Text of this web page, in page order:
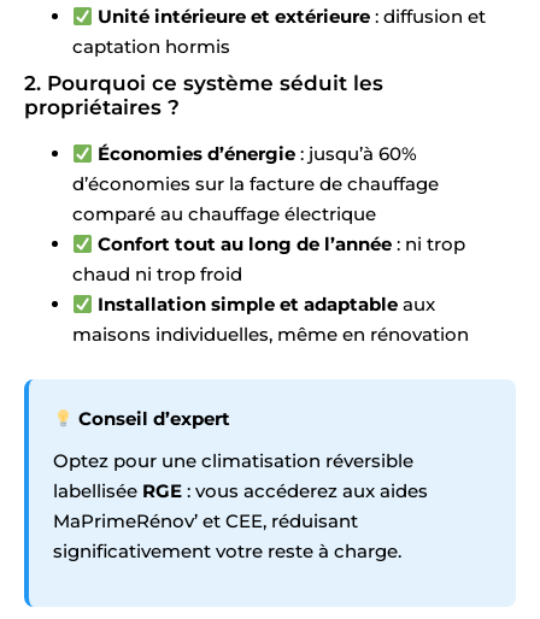
Unité intérieure et extérieure : diffusion et
captation hormis
2. Pourquoi ce système séduit les
propriétaires ?
Économies d’énergie : jusqu’à 60%
d’économies sur la facture de chauffage
comparé au chauffage électrique
Confort tout au long de l’année : ni trop
chaud ni trop froid
Installation simple et adaptable aux
maisons individuelles, même en rénovation
Conseil d’expert
Optez pour une climatisation réversible
labellisée RGE : vous accéderez aux aides
MaPrimeRénov’ et CEE, réduisant
significativement votre reste à charge.